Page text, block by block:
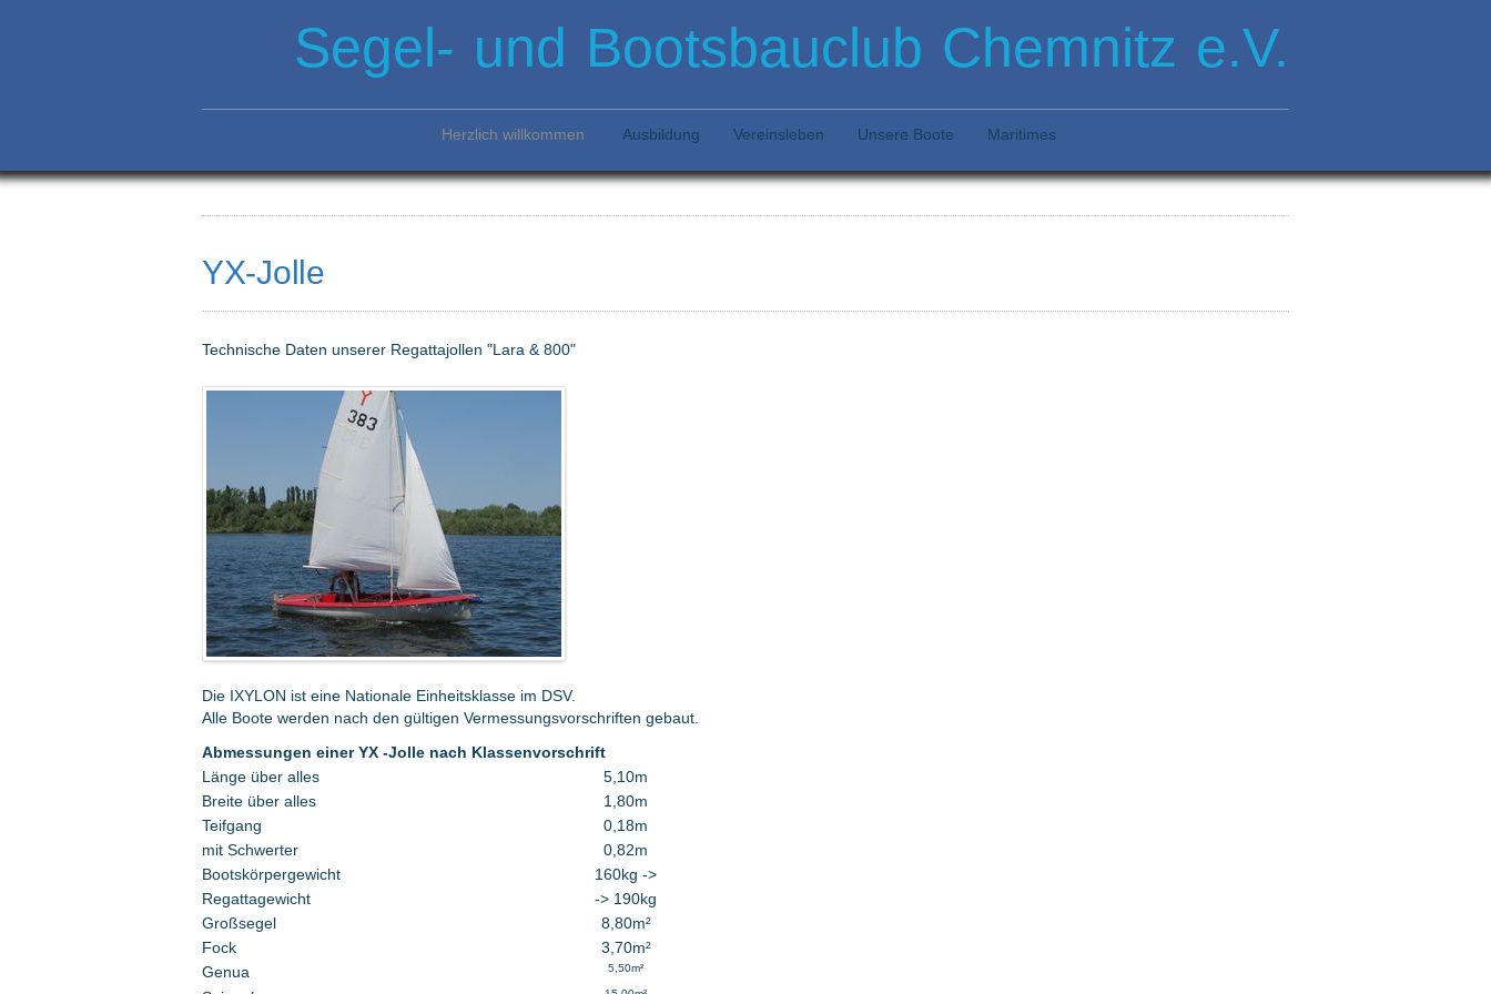
Segel- und Bootsbauclub Chemnitz e.V.
Herzlich willkommen Ausbildung Vereinsleben Unsere Boote Maritimes
YX-Jolle
Technische Daten unserer Regattajollen "Lara & 800"
Die IXYLON ist eine Nationale Einheitsklasse im DSV.
Alle Boote werden nach den gültigen Vermessungsvorschriften gebaut.
Abmessungen einer YX -Jolle nach Klassenvorschrift
Länge über alles
5,10m
Breite über alles
1,80m
Teifgang
0,18m
mit Schwerter
0,82m
Bootskörpergewicht
160kg ->
Regattagewicht
-> 190kg
Großsegel
8,80m²
Fock
3,70m²
Genua
5,50m²